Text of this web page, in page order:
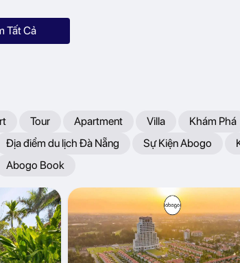
Tất Cả
Tour Apartment Villa Khám Phá
Địa điểm du lịch Đà Nẵng Sự Kiện Abogo
Abogo Book